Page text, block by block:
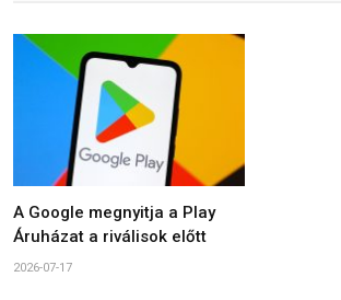
A Google megnyitja a Play
Áruházat a riválisok előtt
2026-07-17